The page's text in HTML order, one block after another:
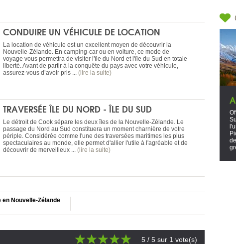
CONDUIRE UN VÉHICULE DE LOCATION
La location de véhicule est un excellent moyen de découvrir la
Nouvelle-Zélande. En camping-car ou en voiture, ce mode de
voyage vous permettra de visiter l'île du Nord et l'île du Sud en totale
liberté. Avant de partir à la conquête du pays avec votre véhicule,
assurez-vous d’avoir pris ... (lire la suite)
TRAVERSÉE ÎLE DU NORD - ÎLE DU SUD
Le détroit de Cook sépare les deux îles de la Nouvelle-Zélande. Le
passage du Nord au Sud constituera un moment charnière de votre
périple. Considérée comme l'une des traversées maritimes les plus
spectaculaires au monde, elle permet d'allier l'utile à l'agréable et de
découvrir de merveilleux ... (lire la suite)
Nouvelle-Zélande
5 / 5 sur 1 vote(s)